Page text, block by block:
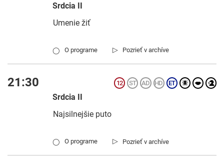
Srdcia II
Umenie žiť
▷ Pozrieť v archíve
◯ O programe
21:30
Srdcia II
Najsilnejšie puto
▷ Pozrieť v archíve
◯ O programe